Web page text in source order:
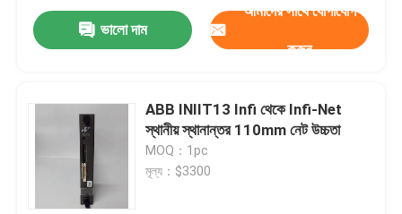
ভালো দাম
আমাদের সাথে যোগাযোগ
করুন
ABB INIIT13 Infi থেকে Infi-Net
স্থানীয় স্থানান্তর 110mm নেট উচ্চতা
MOQ：1pc
মূল্য：$3300